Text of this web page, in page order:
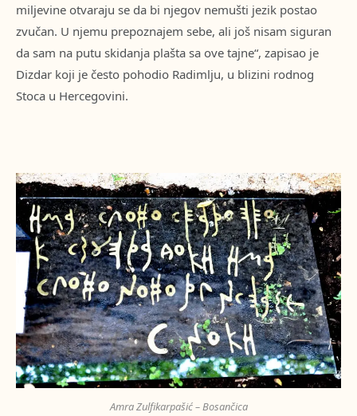
miljevine otvaraju se da bi njegov nemušti jezik postao
zvučan. U njemu prepoznajem sebe, ali još nisam siguran
da sam na putu skidanja plašta sa ove tajne“, zapisao je
Dizdar koji je često pohodio Radimlju, u blizini rodnog
Stoca u Hercegovini.
Amra Zulfikarpašić – Bosančica